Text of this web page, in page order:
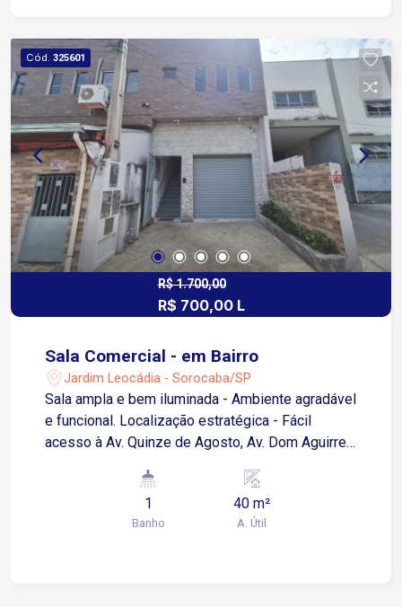
Cód. 325601
R$ 1.700,00
R$ 700,00 L
Sala Comercial - em Bairro
Jardim Leocádia - Sorocaba/SP
Sala ampla e bem iluminada - Ambiente agradável
e funcional. Localização estratégica - Fácil
acesso à Av. Quinze de Agosto, Av. Dom Aguirre
Unip - Região movimentada e com grande fluxo
de pessoas. Infraestrutura completa - Próximo a
restaurantes, escolas e diversos comércios
1
Banho
40 m²
A. Útil